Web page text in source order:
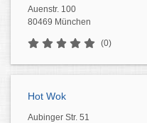
Auenstr. 100
80469 München
(0)
Hot Wok
Aubinger Str. 51